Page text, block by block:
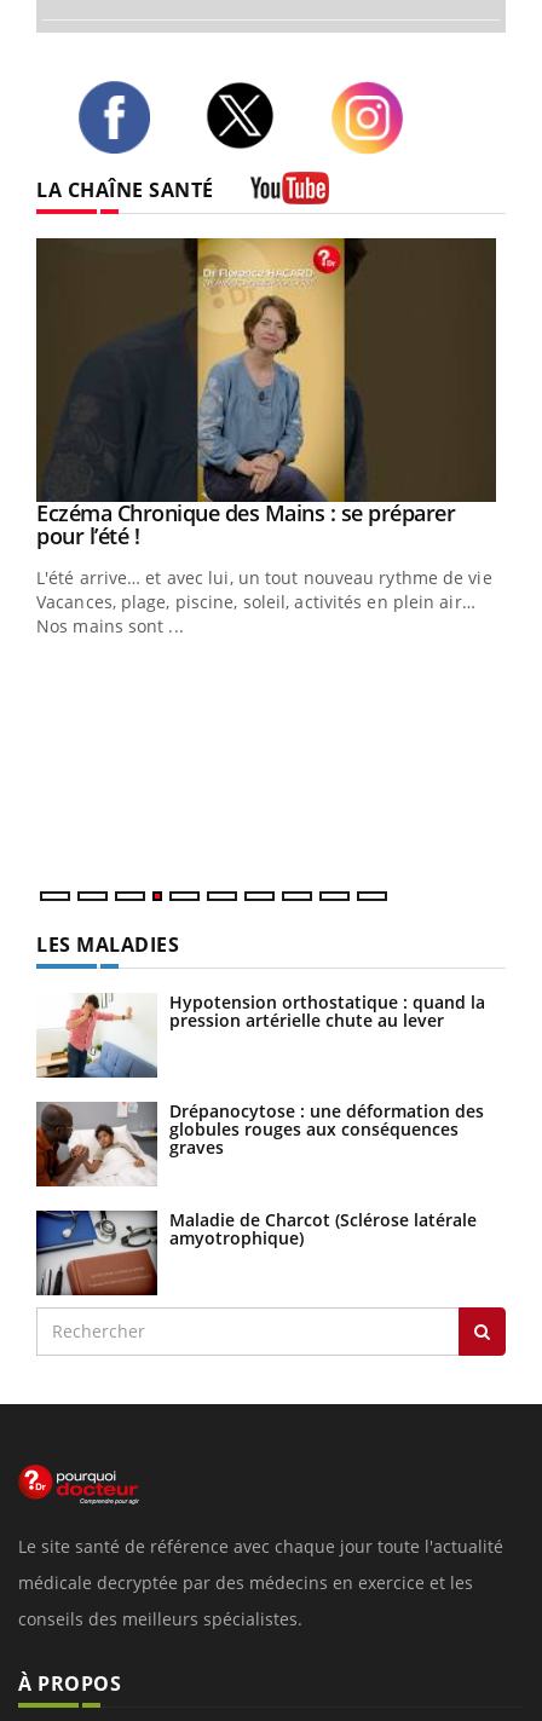
LA CHAÎNE SANTÉ
Youtube
Eczéma Chronique des Mains : se préparer
pour l’été !Youtube
L'été arrive… et avec lui, un tout nouveau rythme de vie !
Vacances, plage, piscine, soleil, activités en plein air…
Nos mains sont ...
LES MALADIES
Hypotension orthostatique : quand la
pression artérielle chute au lever
Drépanocytose : une déformation des
globules rouges aux conséquences
graves
Maladie de Charcot (Sclérose latérale
amyotrophique)
Le site santé de référence avec chaque jour toute l'actualité
médicale decryptée par des médecins en exercice et les
conseils des meilleurs spécialistes.
À PROPOS